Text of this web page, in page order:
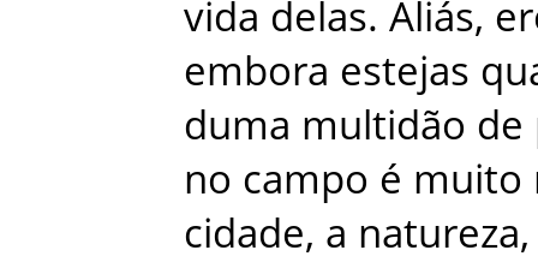
vida delas. Aliás,
embora estejas
duma multidão de
no campo é muito
cidade, a natureza,